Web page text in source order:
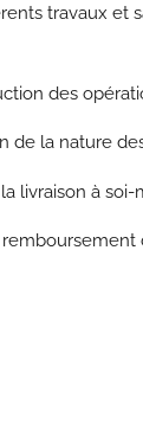
travaux
des
de la nature
livraison à